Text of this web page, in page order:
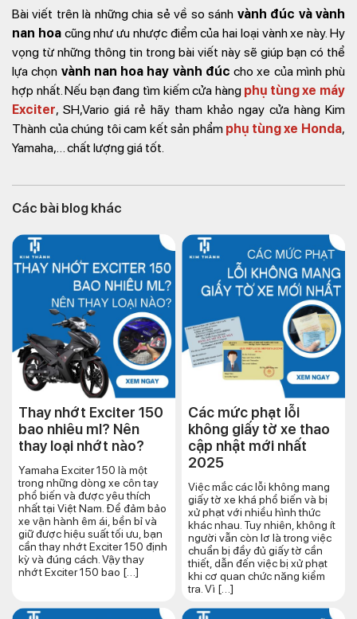
Bài viết trên là những chia sẻ về so sánh vành đúc và vành
nan hoacũng như ưu nhược điểm của hai loại vành xe này. Hy
vọng từ những thông tin trong bài viết này sẽ giúp bạn có thể
lựa chọn vành nan hoa hay vành đúc cho xe của mình phù
hợp nhất. Nếu bạn đang tìm kiếm cửa hàng phụ tùng xe máy
Exciter, SH,Vario giá rẻ hãy tham khảo ngay cửa hàng Kim
Thành của chúng tôi cam kết sản phẩm phụ tùng xe Honda,
Yamaha,… chất lượng giá tốt.
Các bài blog khác
Thay nhớt Exciter 150
bao nhiêu ml? Nên
thay loại nhớt nào?
Yamaha Exciter 150 là một
trong những dòng xe côn tay
phổ biến và được yêu thích
nhất tại Việt Nam. Để đảm bảo
xe vận hành êm ái, bền bỉ và
giữ được hiệu suất tối ưu, bạn
cần thay nhớt Exciter 150 định
kỳ và đúng cách. Vậy thay
nhớt Exciter 150 bao […]
Các mức phạt lỗi
không giấy tờ xe thao
cập nhật mới nhất
2025
Việc mắc các lỗi không mang
giấy tờ xe khá phổ biến và bị
xử phạt với nhiều hình thức
khác nhau. Tuy nhiên, không ít
người vẫn còn lơ là trong việc
chuẩn bị đầy đủ giấy tờ cần
thiết, dẫn đến việc bị xử phạt
khi cơ quan chức năng kiểm
tra. Vì […]